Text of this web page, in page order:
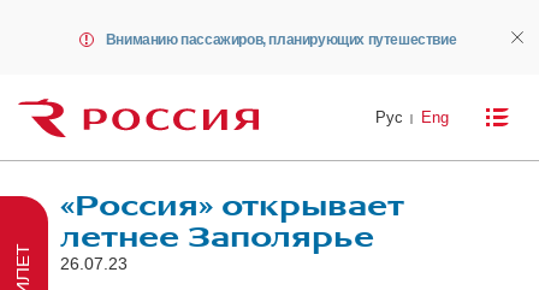
Вниманию пассажиров, планирующих путешествие
Рус Eng
«Россия» открывает
летнее Заполярье
26.07.23